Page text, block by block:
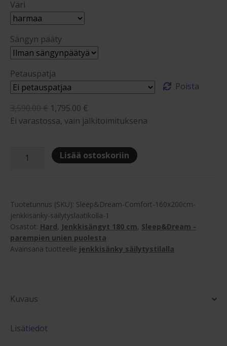
Väri
Sängyn pääty
Petauspatja
Poista
3,590.00€ Alkuperäinen
hinta
3,590.00 €.
1,795.00 €
hinta
1,795.00 €.
Ei varastossa, vain jälkitoimituksena
Sleep&Dream
säilytystilalla
määrä
Lisää ostoskoriin
Tuotetunnus (SKU): Sleep&Dream-Comfort-160x200cm-
jenkkisänky-säilytyslaatikolla-1
Osastot: Hard, Jenkkisängyt 180 cm, Sleep&Dream -
parempien unien puolesta
Avainsana tuotteelle jenkkisänky säilytystilalla
Kuvaus
Lisätiedot